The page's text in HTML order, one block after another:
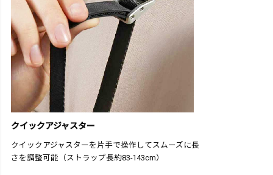
クイックアジャスター
クイックアジャスターを片手で操作してスムーズに長
さを調整可能（ストラップ長約83-143cm）